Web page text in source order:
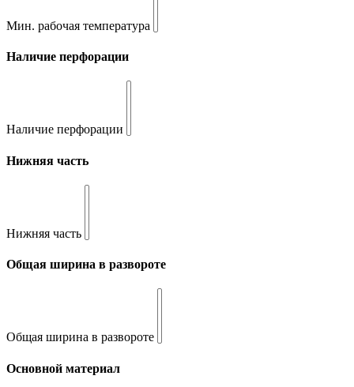
Мин. рабочая температура
Наличие перфорации
Наличие перфорации
Нижняя часть
Нижняя часть
Общая ширина в развороте
Общая ширина в развороте
Основной материал